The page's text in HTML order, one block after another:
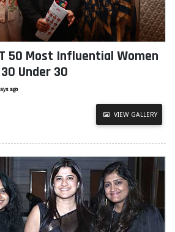
50 Most Influential Women
Under 30
ago
VIEW GALLERY